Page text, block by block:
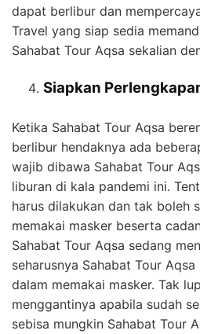
dapat berlibur dan
Travel yang siap sedia
Sahabat Tour Aqsa sekalian
Siapkan
Ketika Sahabat Tour Aqsa
berlibur hendaknya ada
wajib dibawa Sahabat Tour
liburan di kala pandemi ini.
harus dilakukan dan tak boleh
memakai masker beserta
Sahabat Tour Aqsa sedang
seharusnya Sahabat Tour
dalam memakai masker. Tak
menggantinya apabila sudah
sebisa mungkin Sahabat Tour